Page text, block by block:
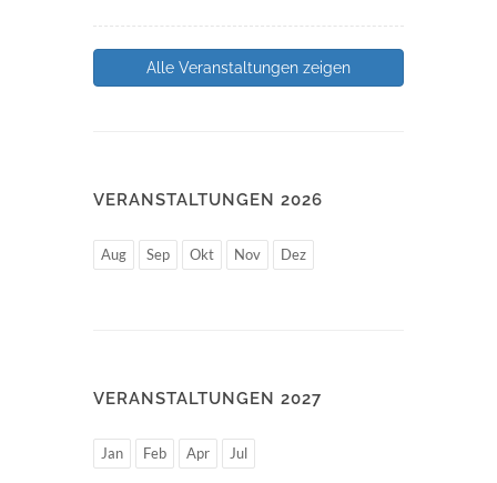
Alle Veranstaltungen zeigen
VERANSTALTUNGEN 2026
Aug Sep Okt Nov Dez
VERANSTALTUNGEN 2027
Jan Feb Apr Jul